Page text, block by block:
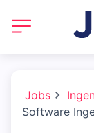
Jobs
Software